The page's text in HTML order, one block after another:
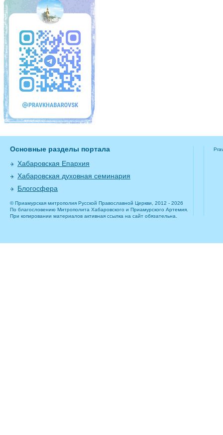
Основные разделы портала
Хабаровская Епархия
Хабаровская духовная семинария
Блогосфера
© Приамурская митрополия Русской Православной Церкви, 2012 - 2026
По благословению Митрополита Хабаровского и Приамурского Артемия.
При копировании материалов активная ссылка на сайт обязательна.